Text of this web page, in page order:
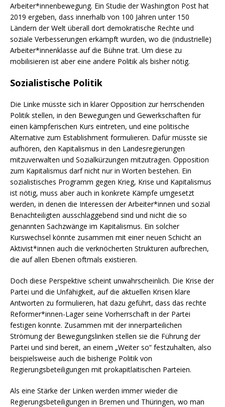
Arbeiter*innenbewegung. Ein Studie der Washington Post hat
2019 ergeben, dass innerhalb von 100 Jahren unter 150
Ländern der Welt überall dort demokratische Rechte und
soziale Verbesserungen erkämpft wurden, wo die (industrielle)
Arbeiter*innenklasse auf die Bühne trat. Um diese zu
mobilisieren ist aber eine andere Politik als bisher nötig.
Sozialistische Politik
Die Linke müsste sich in klarer Opposition zur herrschenden
Politik stellen, in den Bewegungen und Gewerkschaften für
einen kämpferischen Kurs eintreten, und eine politische
Alternative zum Establishment formulieren. Dafür müsste sie
aufhören, den Kapitalismus in den Landesregierungen
mitzuverwalten und Sozialkürzungen mitzutragen. Opposition
zum Kapitalismus darf nicht nur in Worten bestehen. Ein
sozialistisches Programm gegen Krieg, Krise und Kapitalismus
ist nötig, muss aber auch in konkrete Kämpfe umgesetzt
werden, in denen die Interessen der Arbeiter*innen und sozial
Benachteiligten ausschlaggebend sind und nicht die so
genannten Sachzwänge im Kapitalismus. Ein solcher
Kurswechsel könnte zusammen mit einer neuen Schicht an
Aktivist*innen auch die verknöcherten Strukturen aufbrechen,
die auf allen Ebenen oftmals existieren.
Doch diese Perspektive scheint unwahrscheinlich. Die Krise der
Partei und die Unfähigkeit, auf die aktuellen Krisen klare
Antworten zu formulieren, hat dazu geführt, dass das rechte
Reformer*innen-Lager seine Vorherrschaft in der Partei
festigen konnte. Zusammen mit der innerparteilichen
Strömung der Bewegungslinken stellen sie die Führung der
Partei und sind bereit, an einem „Weiter so“ festzuhalten, also
beispielsweise auch die bisherige Politik von
Regierungsbeteiligungen mit prokapitlaitischen Parteien.
Als eine Stärke der Linken werden immer wieder die
Regierungsbeteiligungen in Bremen und Thüringen, wo man